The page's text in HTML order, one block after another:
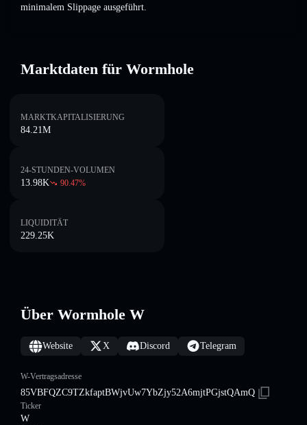
minimalem Slippage ausgeführt.
Marktdaten für Wormhole
MARKTKAPITALISIERUNG
84.21M
24-STUNDEN-VOLUMEN
13.98K 90.47%
LIQUIDITÄT
229.25K
Über Wormhole W
Website X Discord Telegram
W-Vertragsadresse
85VBFQZC9TZkfaptBWjvUw7YbZjy52A6mjtPGjstQAmQ
Ticker
W